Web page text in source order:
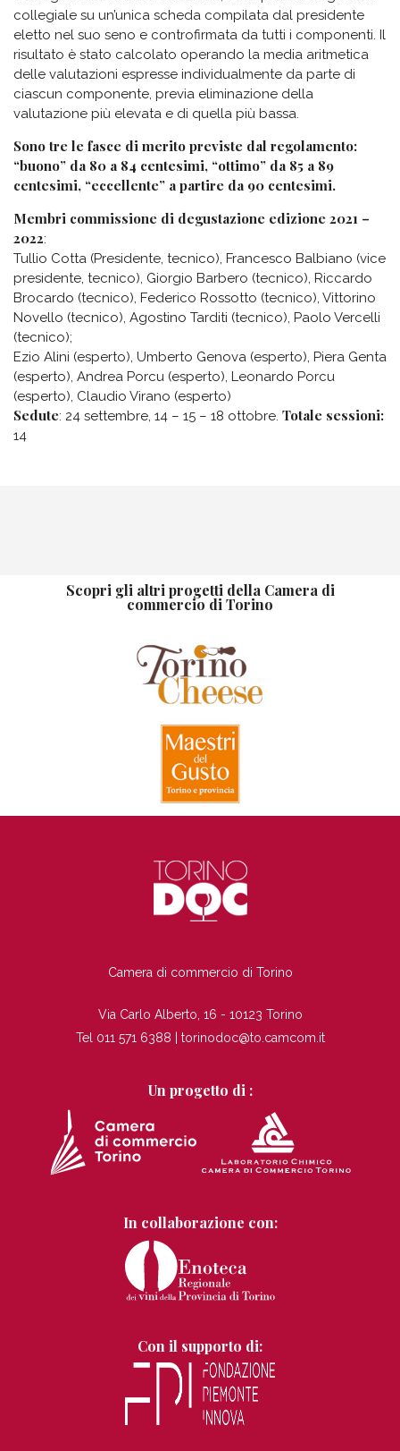
collegiale su un’unica scheda compilata dal presidente
eletto nel suo seno e controfirmata da tutti i componenti. Il
risultato è stato calcolato operando la media aritmetica
delle valutazioni espresse individualmente da parte di
ciascun componente, previa eliminazione della
valutazione più elevata e di quella più bassa.
Sono tre le fasce di merito previste dal regolamento:
“buono” da 80 a 84 centesimi, “ottimo” da 85 a 89
centesimi, “eccellente” a partire da 90 centesimi.
Membri commissione di degustazione edizione 2021 –
2022:
Tullio Cotta (Presidente, tecnico), Francesco Balbiano (vice
presidente, tecnico), Giorgio Barbero (tecnico), Riccardo
Brocardo (tecnico), Federico Rossotto (tecnico), Vittorino
Novello (tecnico), Agostino Tarditi (tecnico), Paolo Vercelli
(tecnico);
Ezio Alini (esperto), Umberto Genova (esperto), Piera Genta
(esperto), Andrea Porcu (esperto), Leonardo Porcu
(esperto), Claudio Virano (esperto)
Sedute: 24 settembre, 14 – 15 – 18 ottobre. Totale sessioni:
14
Scopri gli altri progetti della Camera di
commercio di Torino
Camera di commercio di Torino
Via Carlo Alberto, 16 - 10123 Torino
Tel 011 571 6388 | torinodoc@to.camcom.it
Un progetto di :
In collaborazione con:
Con il supporto di: